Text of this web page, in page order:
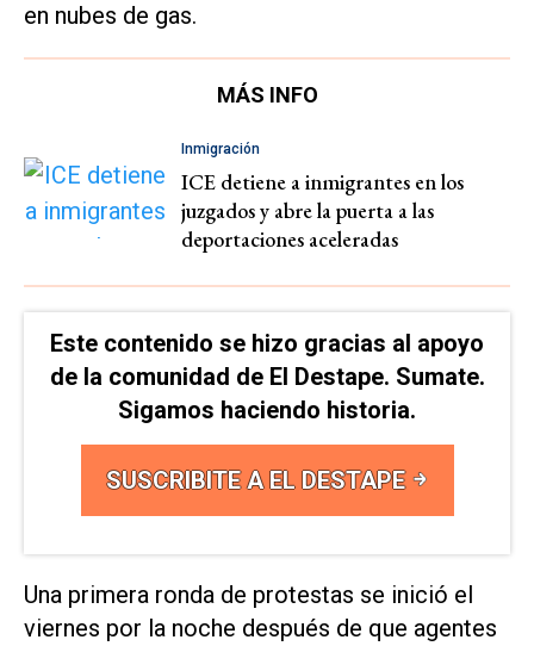
en nubes de gas.
MÁS INFO
Inmigración
ICE detiene a inmigrantes en los
juzgados y abre la puerta a las
deportaciones aceleradas
Este contenido se hizo gracias al apoyo
de la comunidad de El Destape. Sumate.
Sigamos haciendo historia.
SUSCRIBITE A EL DESTAPE
Una primera ronda de protestas se inició el
viernes por la noche después de que agentes